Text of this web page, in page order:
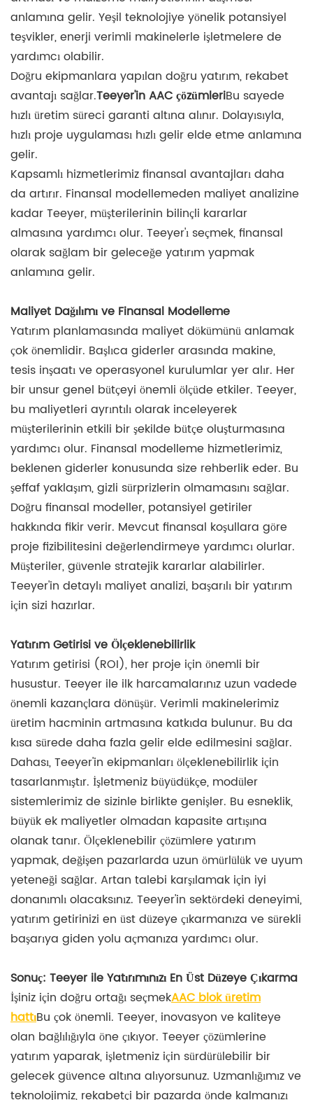
anlamına gelir. Yeşil teknolojiye yönelik potansiyel
teşvikler, enerji verimli makinelerle işletmelere de
yardımcı olabilir.
Doğru ekipmanlara yapılan doğru yatırım, rekabet
avantajı sağlar.Teeyer'in AAC çözümleriBu sayede
hızlı üretim süreci garanti altına alınır. Dolayısıyla,
hızlı proje uygulaması hızlı gelir elde etme anlamına
gelir.
Kapsamlı hizmetlerimiz finansal avantajları daha
da artırır. Finansal modellemeden maliyet analizine
kadar Teeyer, müşterilerinin bilinçli kararlar
almasına yardımcı olur. Teeyer'ı seçmek, finansal
olarak sağlam bir geleceğe yatırım yapmak
anlamına gelir.
Maliyet Dağılımı ve Finansal Modelleme
Yatırım planlamasında maliyet dökümünü anlamak
çok önemlidir. Başlıca giderler arasında makine,
tesis inşaatı ve operasyonel kurulumlar yer alır. Her
bir unsur genel bütçeyi önemli ölçüde etkiler. Teeyer,
bu maliyetleri ayrıntılı olarak inceleyerek
müşterilerinin etkili bir şekilde bütçe oluşturmasına
yardımcı olur. Finansal modelleme hizmetlerimiz,
beklenen giderler konusunda size rehberlik eder. Bu
şeffaf yaklaşım, gizli sürprizlerin olmamasını sağlar.
Doğru finansal modeller, potansiyel getiriler
hakkında fikir verir. Mevcut finansal koşullara göre
proje fizibilitesini değerlendirmeye yardımcı olurlar.
Müşteriler, güvenle stratejik kararlar alabilirler.
Teeyer'in detaylı maliyet analizi, başarılı bir yatırım
için sizi hazırlar.
Yatırım Getirisi ve Ölçeklenebilirlik
Yatırım getirisi (ROI), her proje için önemli bir
husustur. Teeyer ile ilk harcamalarınız uzun vadede
önemli kazançlara dönüşür. Verimli makinelerimiz
üretim hacminin artmasına katkıda bulunur. Bu da
kısa sürede daha fazla gelir elde edilmesini sağlar.
Dahası, Teeyer'in ekipmanları ölçeklenebilirlik için
tasarlanmıştır. İşletmeniz büyüdükçe, modüler
sistemlerimiz de sizinle birlikte genişler. Bu esneklik,
büyük ek maliyetler olmadan kapasite artışına
olanak tanır. Ölçeklenebilir çözümlere yatırım
yapmak, değişen pazarlarda uzun ömürlülük ve uyum
yeteneği sağlar. Artan talebi karşılamak için iyi
donanımlı olacaksınız. Teeyer'in sektördeki deneyimi,
yatırım getirinizi en üst düzeye çıkarmanıza ve sürekli
başarıya giden yolu açmanıza yardımcı olur.
Sonuç: Teeyer ile Yatırımınızı En Üst Düzeye Çıkarma
İşiniz için doğru ortağı seçmekAAC blok üretim
hattıBu çok önemli. Teeyer, inovasyon ve kaliteye
olan bağlılığıyla öne çıkıyor. Teeyer çözümlerine
yatırım yaparak, işletmeniz için sürdürülebilir bir
gelecek güvence altına alıyorsunuz. Uzmanlığımız ve
teknolojimiz, rekabetçi bir pazarda önde kalmanızı